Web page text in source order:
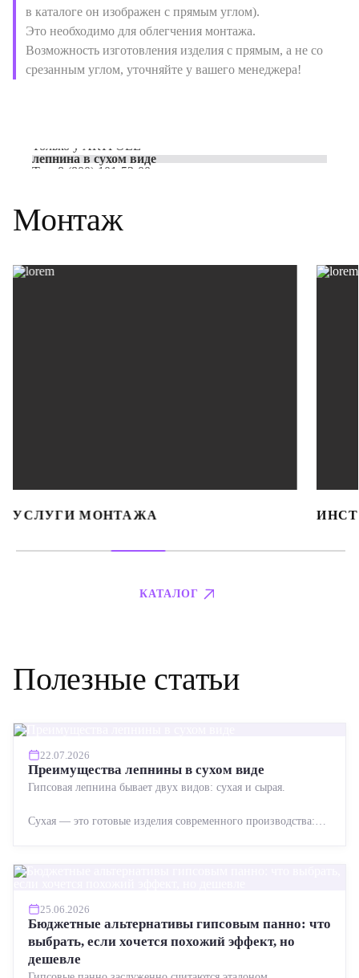
в каталоге он изображен с прямым углом).
Это необходимо для облегчения монтажа.
Возможность изготовления изделия с прямым, а не со
срезанным углом, уточняйте у вашего менеджера!
Только у ARTPOLE
лепнина в сухом виде
Тел: 8 (800) 101-53-00
Монтаж
УСЛУГИ МОНТАЖА
КАТАЛОГ
Полезные статьи
22.07.2026
Преимущества лепнины в сухом виде
Гипсовая лепнина бывает двух видов: сухая и сырая.
Сухая — это готовые изделия современного производства:
25.06.2026
Бюджетные альтернативы гипсовым панно: что
выбрать, если хочется похожий эффект, но
дешевле